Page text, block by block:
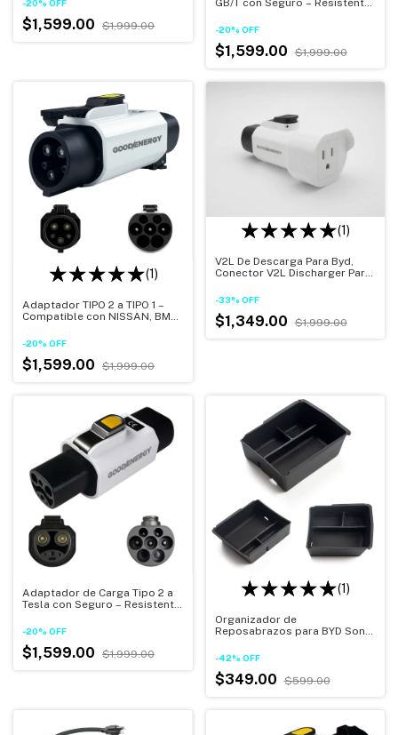
-20% OFF
$1,599.00 $1,999.00 -20% OFF
$1,599.00 $1,999.00
(1)
Adaptador TIPO 2 a TIPO 1 –
Compatible con NISSAN, BMW,
-20% OFF
$1,599.00 $1,999.00
(1)
V2L De Descarga Para Byd,
Conector V2L Discharger Para
-33% OFF
$1,349.00 $1,999.00
Adaptador de Carga Tipo 2 a
Tesla con Seguro – Resistente
-20% OFF
$1,599.00 $1,999.00
(1)
Organizador de
Reposabrazos para BYD Song
Almacenamiento Interior para
Auto, Accesorio Compacto y
Elegante
-42% OFF
$349.00 $599.00